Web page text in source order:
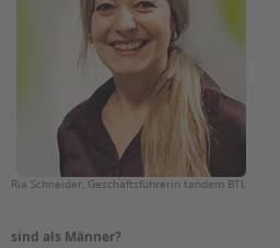
HILFEN ZUR ERZIEHUNG
EINGLIEDERUNGSHILFE
BETREUTES WOHNEN
TANDEM BTL AKADEMIE
Seminarkalender
Suchen
Ria Schneider, Geschäftsführerin tandem BTL
sind als Männer?